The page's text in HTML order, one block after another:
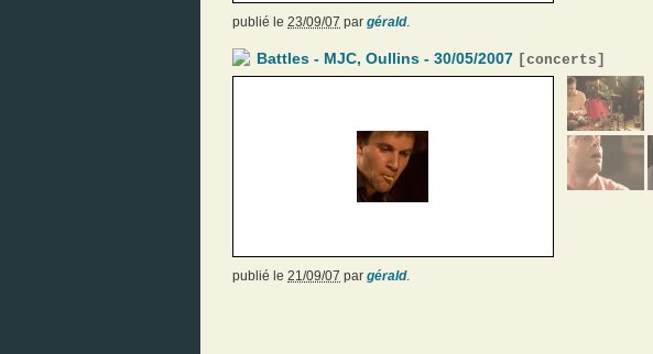
publié le 23/09/07 par gérald.
Battles - MJC, Oullins - 30/05/2007 [concerts ]
publié le 21/09/07 par gérald.